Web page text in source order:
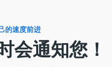
的速度前进
会通知您！